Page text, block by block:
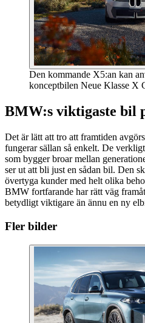
Den kommande X5:an kan
konceptbilen Neue Klasse X
BMW:s viktigaste bil
Det är lätt att tro att framtiden
fungerar sällan så enkelt. De
som bygger broar mellan
ser ut att bli just en sådan bil. Den
övertyga kunder med helt olika
BMW fortfarande har rätt väg
betydligt viktigare än ännu en ny
Fler bilder